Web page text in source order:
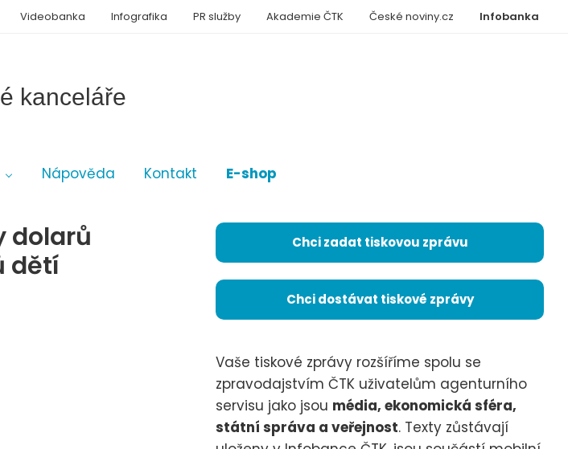
kanceláře
Nápověda Kontakt E-shop
Infobanka
Videobanka Infografika PR služby Akademie ČTK České noviny.cz
dolarů
dětí
Chci zadat tiskovou zprávu
Chci dostávat tiskové zprávy
Vaše tiskové zprávy rozšíříme spolu se
zpravodajstvím ČTK uživatelům agenturního
servisu jako jsou média, ekonomická sféra,
státní správa a veřejnost. Texty zůstávají